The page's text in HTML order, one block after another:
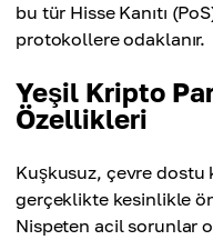
bu tür Hisse Kanıtı
protokollere odaklanır.
Yeşil Kripto
Özellikleri
Kuşkusuz, çevre
gerçeklikte kesinlikle
Nispeten acil sorunlar